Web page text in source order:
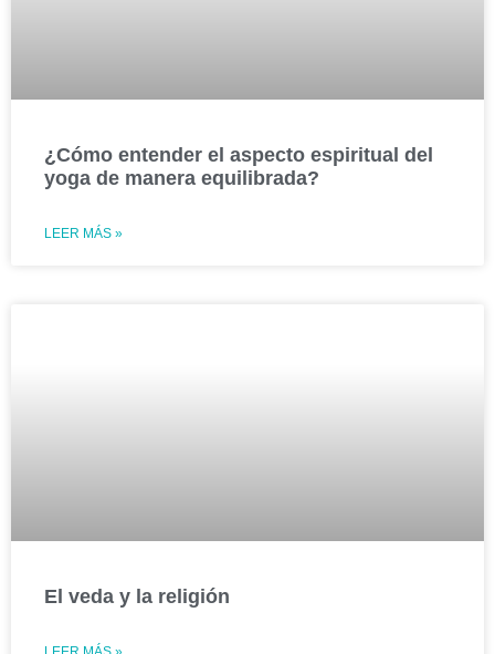
¿Cómo entender el aspecto espiritual del
yoga de manera equilibrada?
LEER MÁS »
El veda y la religión